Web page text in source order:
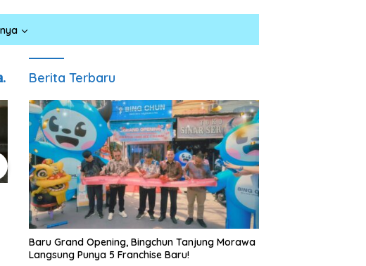
50
Satresnarkoba Polres Batu
Bara Gelar Jum’at Berkah,
Santuni Anak Yatim dan
INALUM Bersama Pemprov
Sumut Perkuat Komitmen
Pendidikan dan Konservasi
Berita Terbaru
‎Baru Grand Opening, Bingchun Tanjung Morawa
Langsung Punya 5 Franchise Baru!